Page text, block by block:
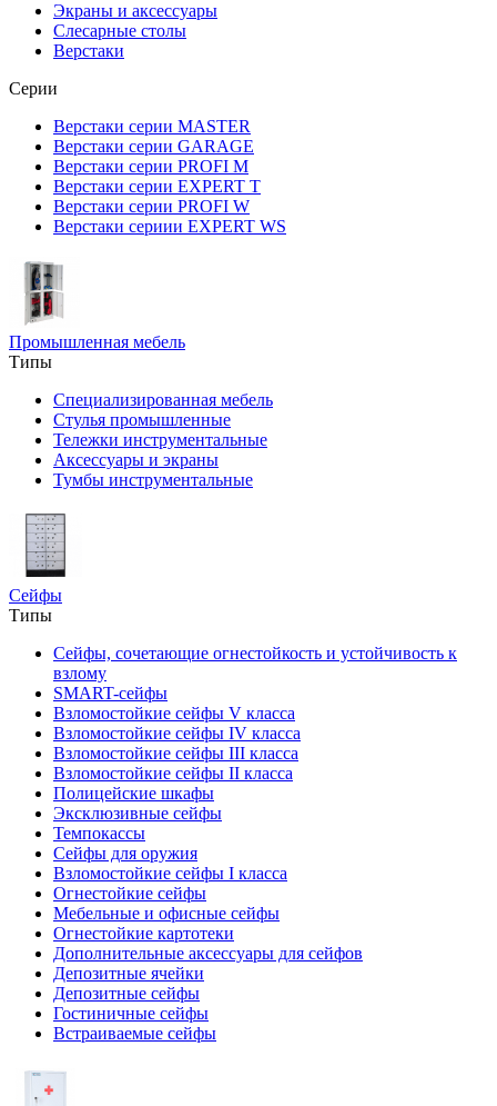
Экраны и аксессуары
Слесарные столы
Верстаки
Серии
Верстаки серии MASTER
Верстаки серии GARAGE
Верстаки серии PROFI M
Верстаки серии EXPERT T
Верстаки серии PROFI W
Верстаки сериии EXPERT WS
Промышленная мебель
Типы
Специализированная мебель
Стулья промышленные
Тележки инструментальные
Аксессуары и экраны
Тумбы инструментальные
Сейфы
Типы
Сейфы, сочетающие огнестойкость и устойчивость к
взлому
SMART-сейфы
Взломостойкие сейфы V класса
Взломостойкие сейфы IV класса
Взломостойкие сейфы III класса
Взломостойкие сейфы II класса
Полицейские шкафы
Эксклюзивные сейфы
Темпокассы
Сейфы для оружия
Взломостойкие сейфы I класса
Огнестойкие сейфы
Мебельные и офисные сейфы
Огнестойкие картотеки
Дополнительные аксессуары для сейфов
Депозитные ячейки
Депозитные сейфы
Гостиничные сейфы
Встраиваемые сейфы